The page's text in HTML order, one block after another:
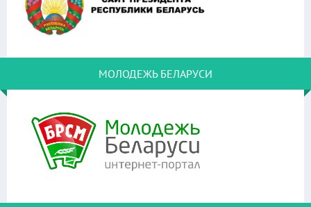
МОЛОДЕЖЬ БЕЛАРУСИ